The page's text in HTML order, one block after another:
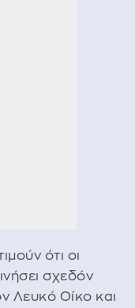
ότι οι
σχεδόν
Λευκό Οίκο και